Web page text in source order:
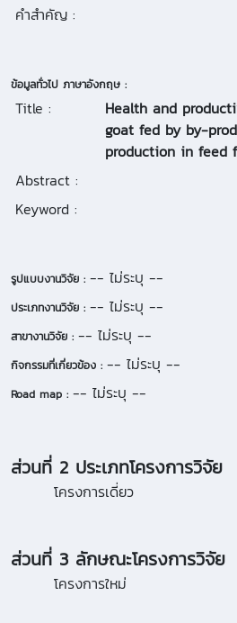
คำสำคัญ :
ข้อมูลทั่วไป ภาษาอังกฤษ :
Title :
Health and
goat fed by by-
production in feed
Abstract :
Keyword :
รูปแบบงานวิจัย : -- ไม่ระบุ --
ประเภทงานวิจัย : -- ไม่ระบุ --
สาขางานวิจัย : -- ไม่ระบุ --
กิจกรรมที่เกี่ยวข้อง : -- ไม่ระบุ --
Road map : -- ไม่ระบุ --
ส่วนที่ 2 ประเภทโครงการวิจัย
โครงการเดี่ยว
ส่วนที่ 3 ลักษณะโครงการวิจัย
โครงการใหม่